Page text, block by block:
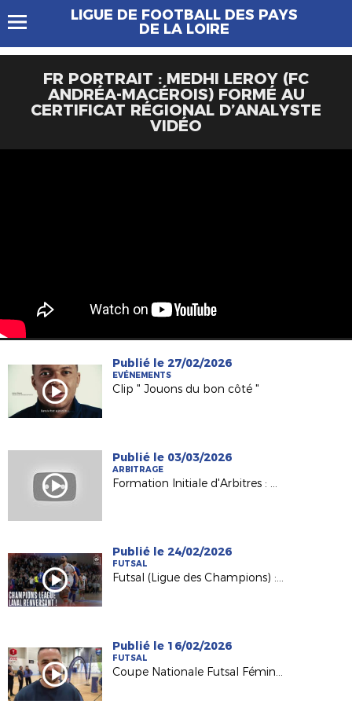
LIGUE DE FOOTBALL DES PAYS
DE LA LOIRE
FR PORTRAIT : MEDHI LEROY (FC
ANDRÉA-MACÉROIS) FORMÉ AU
CERTIFICAT RÉGIONAL D’ANALYSTE
VIDÉO
Publié le 27/02/2026
EVÉNEMENTS
Clip " Jouons du bon côté "
Publié le 03/03/2026
ARBITRAGE
Formation Initiale d'Arbitres : Nathalie, formatrice et référente du Pôle féminin
Publié le 24/02/2026
FUTSAL
Futsal (Ligue des Champions) : la remontada de l'Etoile Lavalloise (5-4) !
Publié le 16/02/2026
FUTSAL
Coupe Nationale Futsal Féminine : l'analyse de Christophe Benmaza (coach Montaigu VF)